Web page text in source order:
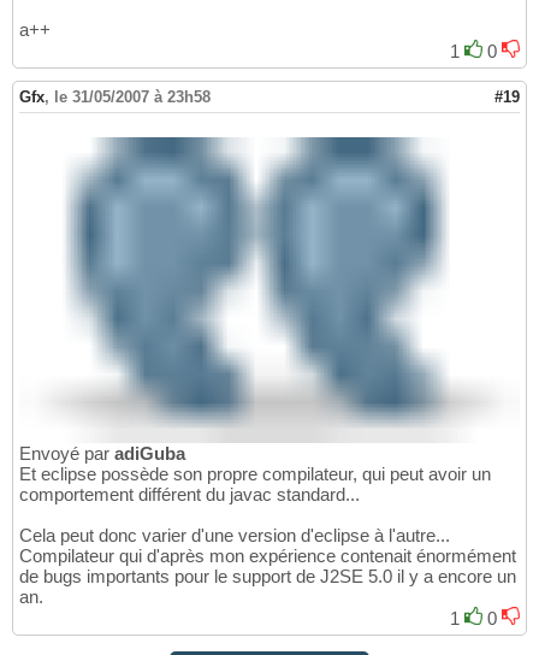
a++
1
0
Gfx, le 31/05/2007 à 23h58 #19
Envoyé par adiGuba
Et eclipse possède son propre compilateur, qui peut avoir un
comportement différent du javac standard...
Cela peut donc varier d'une version d'eclipse à l'autre...
Compilateur qui d'après mon expérience contenait énormément
de bugs importants pour le support de J2SE 5.0 il y a encore un
an.
1
0